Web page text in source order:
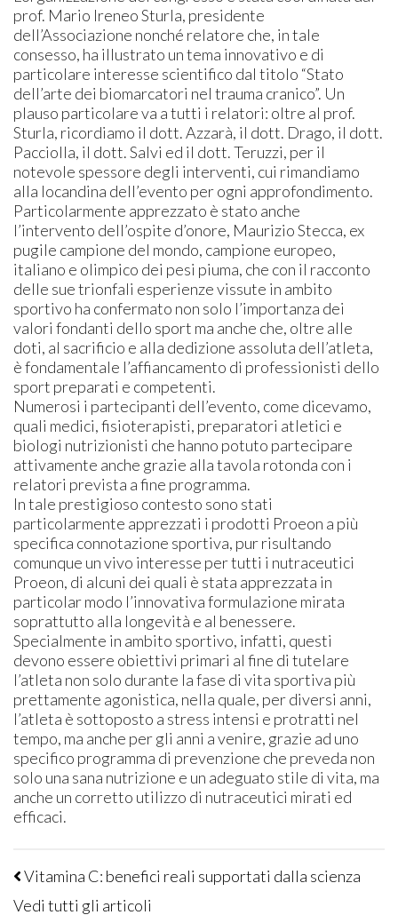
prof. Mario Ireneo Sturla, presidente
dell’Associazione nonché relatore che, in tale
consesso, ha illustrato un tema innovativo e di
particolare interesse scientifico dal titolo “Stato
dell’arte dei biomarcatori nel trauma cranico”. Un
plauso particolare va a tutti i relatori: oltre al prof.
Sturla, ricordiamo il dott. Azzarà, il dott. Drago, il dott.
Pacciolla, il dott. Salvi ed il dott. Teruzzi, per il
notevole spessore degli interventi, cui rimandiamo
alla locandina dell’evento per ogni approfondimento.
Particolarmente apprezzato è stato anche
l’intervento dell’ospite d’onore, Maurizio Stecca, ex
pugile campione del mondo, campione europeo,
italiano e olimpico dei pesi piuma, che con il racconto
delle sue trionfali esperienze vissute in ambito
sportivo ha confermato non solo l’importanza dei
valori fondanti dello sport ma anche che, oltre alle
doti, al sacrificio e alla dedizione assoluta dell’atleta,
è fondamentale l’affiancamento di professionisti dello
sport preparati e competenti.
Numerosi i partecipanti dell’evento, come dicevamo,
quali medici, fisioterapisti, preparatori atletici e
biologi nutrizionisti che hanno potuto partecipare
attivamente anche grazie alla tavola rotonda con i
relatori prevista a fine programma.
In tale prestigioso contesto sono stati
particolarmente apprezzati i prodotti Proeon a più
specifica connotazione sportiva, pur risultando
comunque un vivo interesse per tutti i nutraceutici
Proeon, di alcuni dei quali è stata apprezzata in
particolar modo l’innovativa formulazione mirata
soprattutto alla longevità e al benessere.
Specialmente in ambito sportivo, infatti, questi
devono essere obiettivi primari al fine di tutelare
l’atleta non solo durante la fase di vita sportiva più
prettamente agonistica, nella quale, per diversi anni,
l’atleta è sottoposto a stress intensi e protratti nel
tempo, ma anche per gli anni a venire, grazie ad uno
specifico programma di prevenzione che preveda non
solo una sana nutrizione e un adeguato stile di vita, ma
anche un corretto utilizzo di nutraceutici mirati ed
efficaci.
Vitamina C: benefici reali supportati dalla scienza
Vedi tutti gli articoli